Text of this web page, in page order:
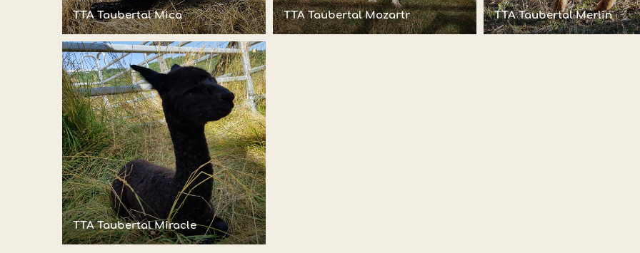
TTA Taubertal Mica TTA Taubertal Mozartr TTA Taubertal Merlin
TTA Taubertal Miracle